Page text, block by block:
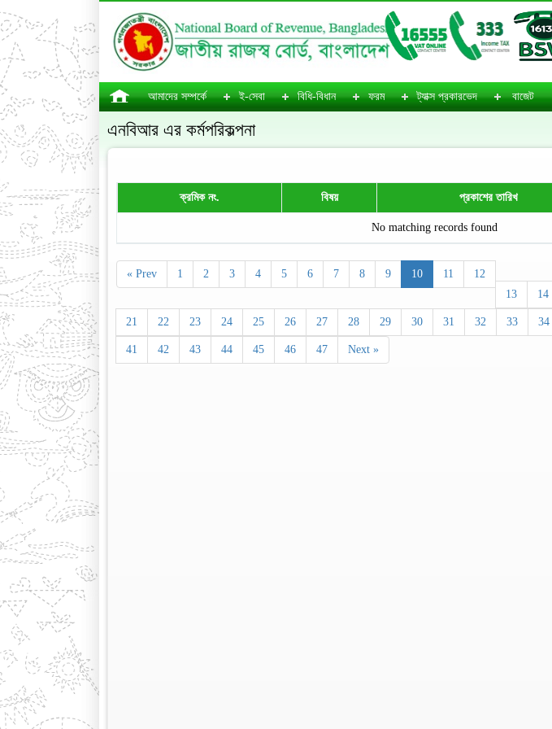
আমাদের সম্পর্কে ই-সেবা বিধি-বিধান ফরম ট্যাক্স প্রকারভেদ বাজেট
এনবিআর এর কর্মপরিকল্পনা
ক্রমিক নং. বিষয় প্রকাশের তারিখ
No matching records found
« Prev 1 2 3 4 5 6 7 8 9 10 11
12
13
14
21 22 23 24 25 26 27 28 29 30 31 32 33 34
41 42 43 44 45 46 47 Next »